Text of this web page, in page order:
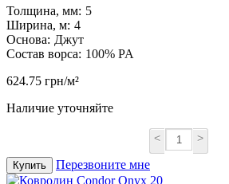
Толщина, мм: 5
Ширина, м: 4
Основа: Джут
Состав ворса: 100% PA
624.75 грн/м²
Наличие уточняйте
< >
Купить Перезвоните мне